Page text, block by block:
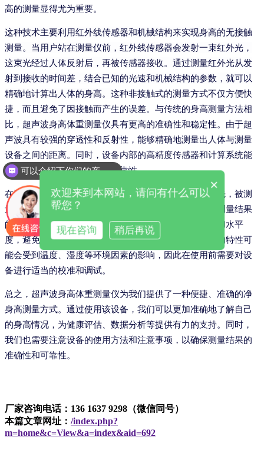
高的测量显得尤为重要。
这种技术主要利用红外线传感器和机械结构来实现身高的无接触
测量。当用户站在测量仪前，红外线传感器会发射一束红外光，
这束光经过人体反射后，再被传感器接收。通过测量红外光从发
射到接收的时间差，结合已知的光速和机械结构的参数，就可以
精确地计算出人体的身高。 这种非接触式的测量方式不仅方便快
捷，而且避免了因接触而产生的误差。与传统的身高测量方法相
比，超声波身高体重测量仪具有更高的准确性和稳定性。由于超
声波具有较强的穿透性和反射性，能够精确地测量出人体与测量
设备之间的距离。同时，设备内部的高精度传感器和计算系统能
够确保测量结果的准确性和可靠性。
在进行净身高测量时，我们需要注意一些细节问题。首先，被测
量者需要保持站立姿势，双脚并拢，挺胸收腹，以确保测量结果
的准确性。其次，在测量过程中需要保持设备的稳定性和水平
度，避免因设备倾斜而导致的误差。此外，由于超声波的特性可
能会受到温度、湿度等环境因素的影响，因此在使用前需要对设
备进行适当的校准和调试。
总之，超声波身高体重测量仪为我们提供了一种便捷、准确的净
身高测量方式。通过使用该设备，我们可以更加准确地了解自己
的身高情况，为健康评估、数据分析等提供有力的支持。同时，
我们也需要注意设备的使用方法和注意事项，以确保测量结果的
准确性和可靠性。
厂家咨询电话：136 1637 9298（微信同号）
本篇文章网址： /index.php?
m=home&c=View&a=index&aid=692
可以介绍下你们的产品么
×
欢迎来到本网站，请问有什么可以
帮您？
现在咨询 稍后再说